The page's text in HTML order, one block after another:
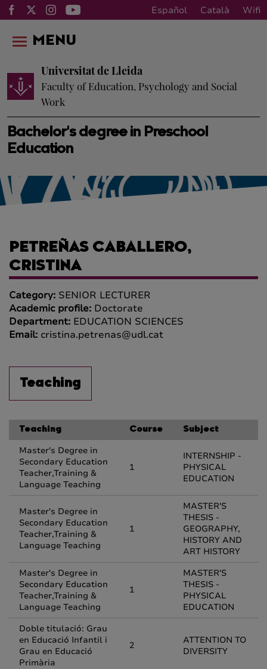
Español Català Wifi
Bachelor's degree in Preschool
Education
Universitat de Lleida
Faculty of Education, Psychology and Social
Work
MENU
PETREÑAS CABALLERO,
CRISTINA
Category: SENIOR LECTURER
Academic profile: Doctorate
Department: EDUCATION SCIENCES
Email: cristina.petrenas@udl.cat
Teaching
Teaching Course Subject
Master's Degree in
Secondary Education
Teacher,Training &
Language Teaching
1
INTERNSHIP -
PHYSICAL
EDUCATION
Master's Degree in
Secondary Education
Teacher,Training &
Language Teaching
1
MASTER'S
THESIS -
GEOGRAPHY,
HISTORY AND
ART HISTORY
Master's Degree in
Secondary Education
Teacher,Training &
Language Teaching
1
MASTER'S
THESIS -
PHYSICAL
EDUCATION
Doble titulació: Grau
en Educació Infantil i
Grau en Educació
Primària
2
ATTENTION TO
DIVERSITY